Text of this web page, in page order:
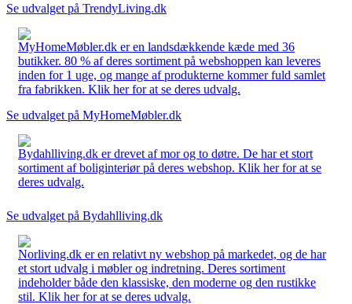
Se udvalget på TrendyLiving.dk
MyHomeMøbler.dk er en landsdækkende kæde med 36
butikker. 80 % af deres sortiment på webshoppen kan leveres
inden for 1 uge, og mange af produkterne kommer fuld samlet
fra fabrikken. Klik her for at se deres udvalg.
Se udvalget på MyHomeMøbler.dk
Bydahlliving.dk er drevet af mor og to døtre. De har et stort
sortiment af boliginteriør på deres webshop. Klik her for at se
deres udvalg.
Se udvalget på Bydahlliving.dk
Norliving.dk er en relativt ny webshop på markedet, og de har
et stort udvalg i møbler og indretning. Deres sortiment
indeholder både den klassiske, den moderne og den rustikke
stil. Klik her for at se deres udvalg.